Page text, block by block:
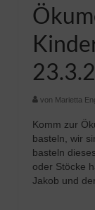
von Marietta
Komm zur
basteln, wir
basteln
oder Stöcke
Jakob und